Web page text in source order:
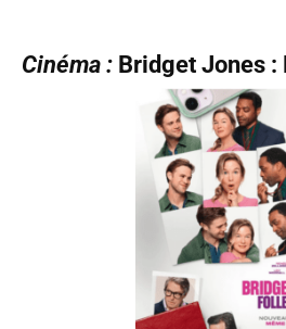
Cinéma : Bridget Jones :